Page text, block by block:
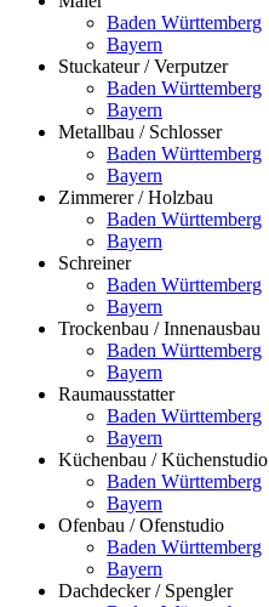
Baden Württemberg
Bayern
Stuckateur / Verputzer
Baden Württemberg
Bayern
Metallbau / Schlosser
Baden Württemberg
Bayern
Zimmerer / Holzbau
Baden Württemberg
Bayern
Schreiner
Baden Württemberg
Bayern
Trockenbau / Innenausbau
Baden Württemberg
Bayern
Raumausstatter
Baden Württemberg
Bayern
Küchenbau / Küchenstudio
Baden Württemberg
Bayern
Ofenbau / Ofenstudio
Baden Württemberg
Bayern
Dachdecker / Spengler